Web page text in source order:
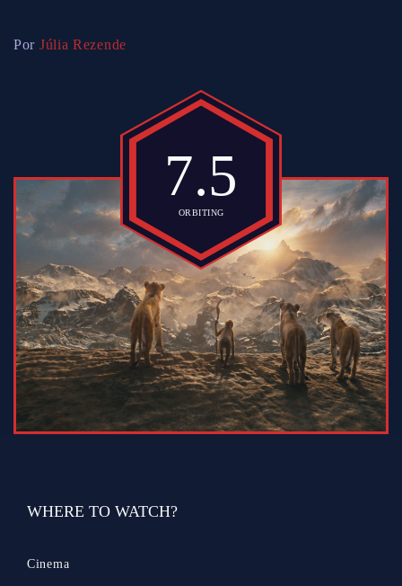
Por Júlia Rezende
7.5
ORBITING
WHERE TO WATCH?
Cinema